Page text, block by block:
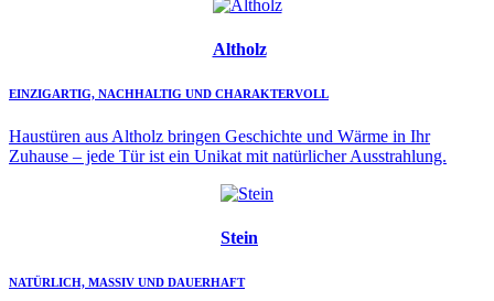
Altholz
EINZIGARTIG, NACHHALTIG UND CHARAKTERVOLL
Haustüren aus Altholz bringen Geschichte und Wärme in Ihr
Zuhause – jede Tür ist ein Unikat mit natürlicher Ausstrahlung.
Stein
NATÜRLICH, MASSIV UND DAUERHAFT